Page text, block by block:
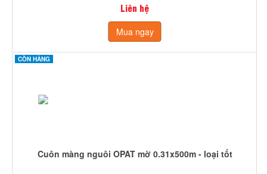
Liên hệ
Mua ngay
CÒN HÀNG
Cuôn màng nguôi OPAT mờ 0.31x500m - loại tốt